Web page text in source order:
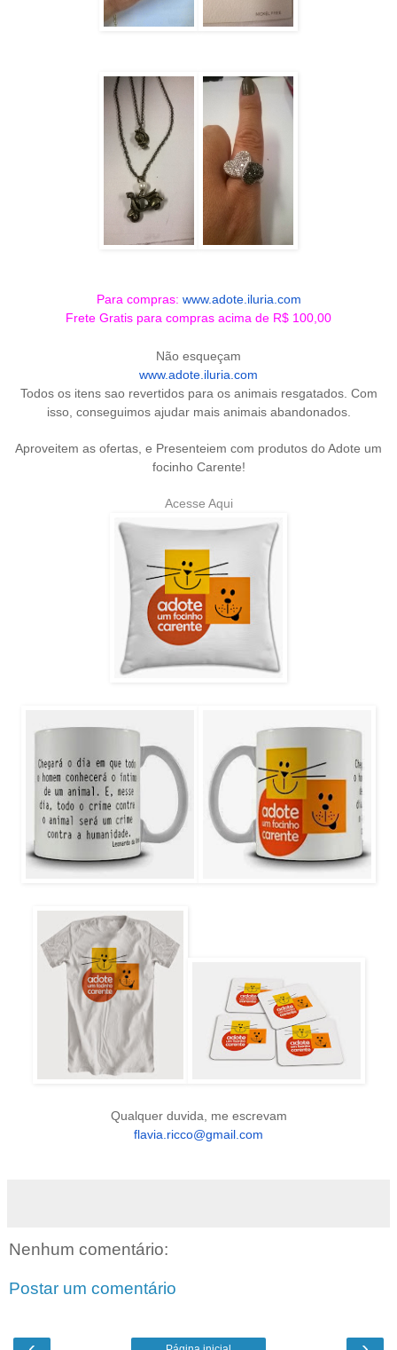
Para compras: www.adote.iluria.com
Frete Gratis para compras acima de R$ 100,00
Não esqueçam
www.adote.iluria.com
Todos os itens sao revertidos para os animais resgatados. Com
isso, conseguimos ajudar mais animais abandonados.
Aproveitem as ofertas, e Presenteiem com produtos do Adote um
focinho Carente!
Acesse Aqui
Qualquer duvida, me escrevam
flavia.ricco@gmail.com
Nenhum comentário:
Postar um comentário